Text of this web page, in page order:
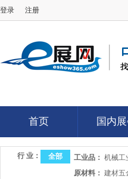
登录 注册
首页
首页
国内
国内展
行 业： 全部 工业品： 机械工
原材料： 建材五